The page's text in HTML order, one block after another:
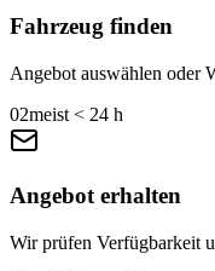
Fahrzeug finden
Angebot auswählen oder
02meist < 24 h
Angebot erhalten
Wir prüfen Verfügbarkeit